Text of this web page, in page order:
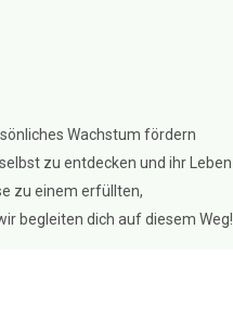
Wachstum fördern
zu entdecken und ihr Leben
zu einem erfüllten,
begleiten dich auf diesem Weg!